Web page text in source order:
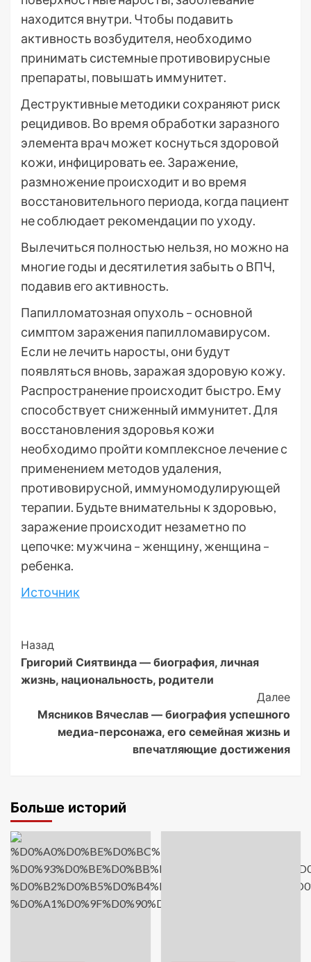
находится внутри. Чтобы подавить
активность возбудителя, необходимо
принимать системные противовирусные
препараты, повышать иммунитет.
Деструктивные методики сохраняют риск
рецидивов. Во время обработки заразного
элемента врач может коснуться здоровой
кожи, инфицировать ее. Заражение,
размножение происходит и во время
восстановительного периода, когда пациент
не соблюдает рекомендации по уходу.
Вылечиться полностью нельзя, но можно на
многие годы и десятилетия забыть о ВПЧ,
подавив его активность.
Папилломатозная опухоль – основной
симптом заражения папилломавирусом.
Если не лечить наросты, они будут
появляться вновь, заражая здоровую кожу.
Распространение происходит быстро. Ему
способствует сниженный иммунитет. Для
восстановления здоровья кожи
необходимо пройти комплексное лечение с
применением методов удаления,
противовирусной, иммуномодулирующей
терапии. Будьте внимательны к здоровью,
заражение происходит незаметно по
цепочке: мужчина – женщину, женщина –
ребенка.
Источник
Post
Navigation
Назад
Григорий Сиятвинда — биография, личная
жизнь, национальность, родители
Далее
Мясников Вячеслав — биография успешного
медиа-персонажа, его семейная жизнь и
впечатляющие достижения
Больше историй